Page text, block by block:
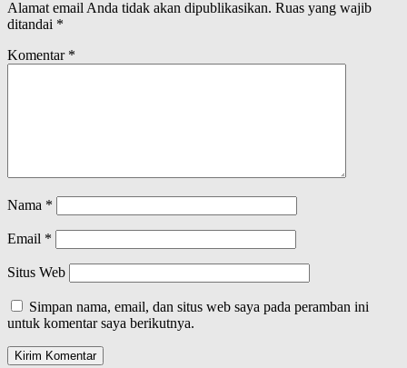
Alamat email Anda tidak akan dipublikasikan. Ruas yang wajib
ditandai *
Komentar *
Nama *
Email *
Situs Web
Simpan nama, email, dan situs web saya pada peramban ini
untuk komentar saya berikutnya.